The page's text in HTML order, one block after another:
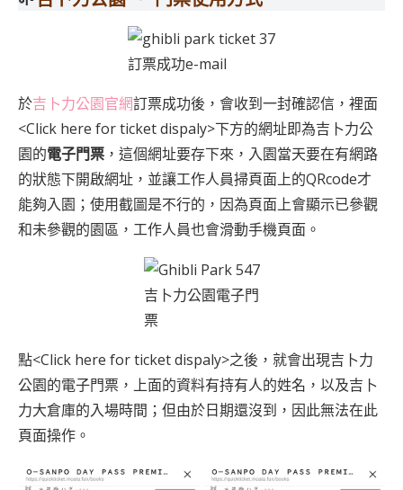
訂票成功e-mail
於吉卜力公園官網訂票成功後，會收到一封確認信，裡面
<Click here for ticket dispaly>下方的網址即為吉卜力公
園的電子門票 ，這個網址要存下來，入園當天要在有網路
的狀態下開啟網址，並讓工作人員掃頁面上的QRcode才
能夠入園；使用截圖是不行的，因為頁面上會顯示已參觀
和未參觀的園區，工作人員也會滑動手機頁面。
吉卜力公園電子門
票
點<Click here for ticket dispaly>之後，就會出現吉卜力
公園的電子門票，上面的資料有持有人的姓名，以及吉卜
力大倉庫的入場時間；但由於日期還沒到，因此無法在此
頁面操作。